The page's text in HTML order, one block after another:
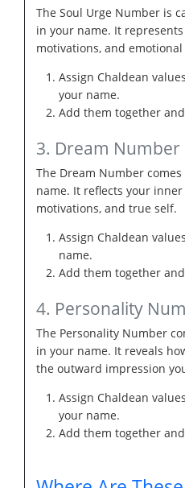
The Soul Urge Number is
in your name. It
motivations, and emotional
Assign Chaldean
your name.
Add them together
3. Dream Number
The Dream Number
name. It reflects your
motivations, and true self.
Assign Chaldean
name.
Add them together
4. Personality
The Personality Number
in your name. It reveals
the outward impression
Assign Chaldean
your name.
Add them together